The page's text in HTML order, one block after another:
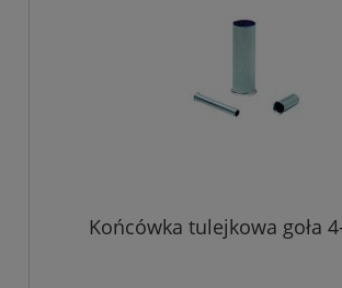
Końcówka tulejkowa goła